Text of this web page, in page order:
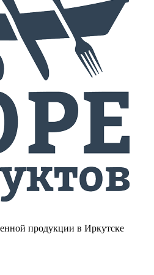
продукции в Иркутске